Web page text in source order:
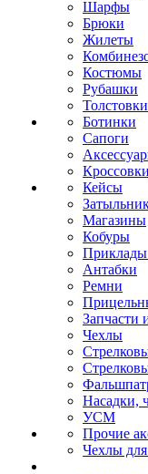
Шарфы
Брюки
Жилеты
Костюмы
Рубашки
Ботинки
Сапоги
Кроссовки
Кейсы
Магазины
Кобуры
Приклады
Антабки
Ремни
Запчасти
Чехлы
Насадки,
УСМ
Прочие
Чехлы